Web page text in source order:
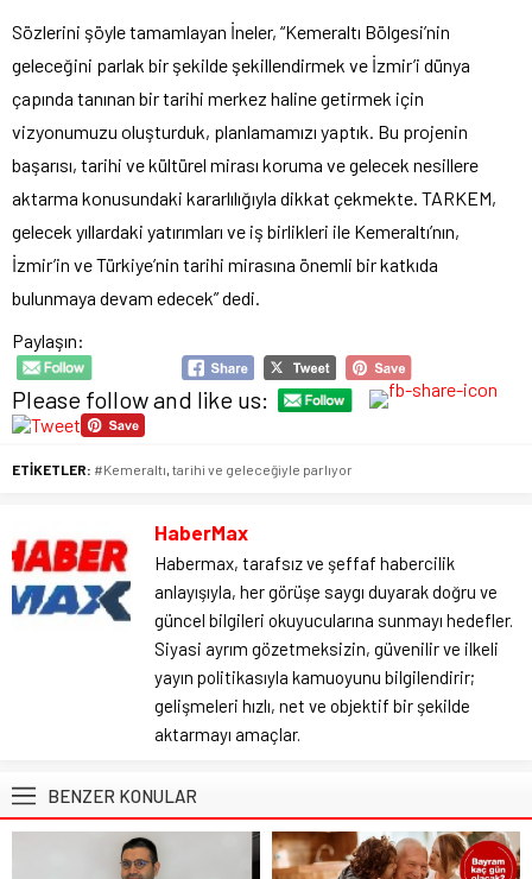
Sözlerini şöyle tamamlayan İneler, “Kemeraltı Bölgesi’nin
geleceğini parlak bir şekilde şekillendirmek ve İzmir’i dünya
çapında tanınan bir tarihi merkez haline getirmek için
vizyonumuzu oluşturduk, planlamamızı yaptık. Bu projenin
başarısı, tarihi ve kültürel mirası koruma ve gelecek nesillere
aktarma konusundaki kararlılığıyla dikkat çekmekte. TARKEM,
gelecek yıllardaki yatırımları ve iş birlikleri ile Kemeraltı’nın,
İzmir’in ve Türkiye’nin tarihi mirasına önemli bir katkıda
bulunmaya devam edecek” dedi.
Paylaşın:
Please follow and like us:
ETİKETLER: #Kemeraltı tarihi ve geleceğiyle parlıyor
HaberMax
Habermax, tarafsız ve şeffaf habercilik
anlayışıyla, her görüşe saygı duyarak doğru ve
güncel bilgileri okuyucularına sunmayı hedefler.
Siyasi ayrım gözetmeksizin, güvenilir ve ilkeli
yayın politikasıyla kamuoyunu bilgilendirir;
gelişmeleri hızlı, net ve objektif bir şekilde
aktarmayı amaçlar.
BENZER KONULAR